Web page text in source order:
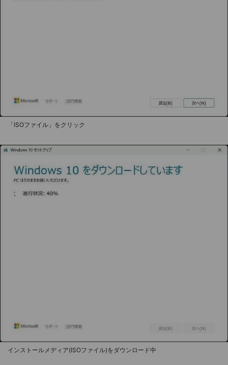
「ISOファイル」をクリック
インストールメディア(ISOファイル)をダウンロード中